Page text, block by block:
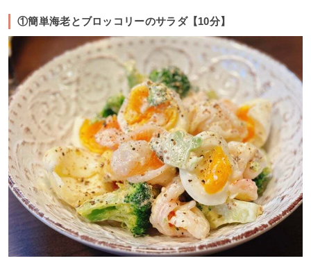
①簡単海老とブロッコリーのサラダ【10分】